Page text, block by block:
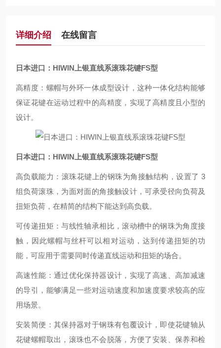
详细介绍 在线留言
日本进口：HIWIN上银直线系滚珠花键FS型
高精度：螺帽与外环一体成型设计，这种一体化结构能够
保证花键在运动过程中的高精度，实现了高精度且小型的
设计。
日本进口：HIWIN上银直线系滚珠花键FS型
高负载能力：滚珠花键上的钢珠为角接触结构，设置了 3
组负荷滚珠，为面对面的角接触设计，可承受径向负荷及
扭矩负荷，在精简的结构下能达到高负载。
可传递扭矩：与线性轴承相比，滚动槽中的钢珠为角度接
触，因此螺帽与丝杆可以相对运动，达到传递扭矩的功
能，可应用于需要同时传递直线运动和扭矩的场合。
高速性能：通过优化保持器设计，实现了高速、高加减速
的导引，能够满足一些对运动速度和加速度要求较高的应
用场景。
安装简便：其保持器对于钢珠有包覆设计，即使花键轴从
花键螺帽取出，滚珠也不会脱落，方便了安装、保养和检